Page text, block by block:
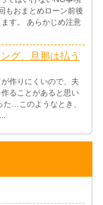
もおまとめローン前後
す。 あらかじめ注意
グ、旦那は払う
作りにくいので、夫
ることがあると思い
た…このようなとき、